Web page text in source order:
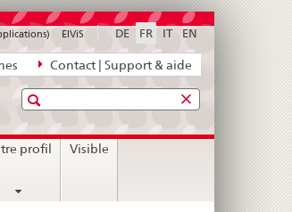
Contact | Support & aide
DE FR IT EN
ElViS
Recherche
profil Visible